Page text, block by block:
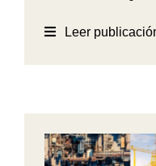
Leer